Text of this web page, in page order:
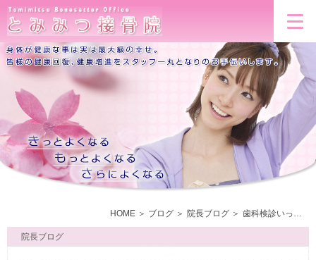
HOME ブログ 院長ブログ 歯科検診いってきたよ！！ 首と骨盤調節で自己治癒力を高めます 名古屋市名東区社台 とみみつ接骨院
院長ブログ